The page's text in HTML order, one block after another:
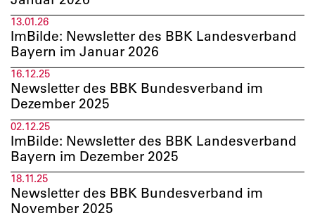
13.01.26
ImBilde: Newsletter des BBK Landesverband
Bayern im Januar 2026
16.12.25
Newsletter des BBK Bundesverband im
Dezember 2025
02.12.25
ImBilde: Newsletter des BBK Landesverband
Bayern im Dezember 2025
18.11.25
Newsletter des BBK Bundesverband im
November 2025­